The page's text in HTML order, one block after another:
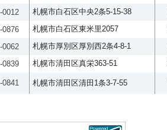
0012 札幌市白石区中央2条5-15-38
0876 札幌市白石区東米里2057
0062 札幌市厚別区厚別西2条4-8-1
0839 札幌市清田区真栄363-51
0841 札幌市清田区清田1条3-7-55